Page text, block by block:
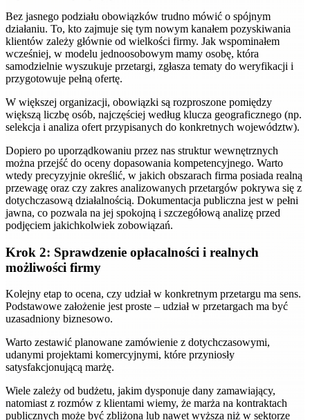
Bez jasnego podziału obowiązków trudno mówić o spójnym
działaniu. To, kto zajmuje się tym nowym kanałem pozyskiwania
klientów zależy głównie od wielkości firmy. Jak wspominałem
wcześniej, w modelu jednoosobowym mamy osobę, która
samodzielnie wyszukuje przetargi, zgłasza tematy do weryfikacji i
przygotowuje pełną ofertę.
W większej organizacji, obowiązki są rozproszone pomiędzy
większą liczbę osób, najczęściej według klucza geograficznego (np.
selekcja i analiza ofert przypisanych do konkretnych województw).
Dopiero po uporządkowaniu przez nas struktur wewnętrznych
można przejść do oceny dopasowania kompetencyjnego. Warto
wtedy precyzyjnie określić, w jakich obszarach firma posiada realną
przewagę oraz czy zakres analizowanych przetargów pokrywa się z
dotychczasową działalnością. Dokumentacja publiczna jest w pełni
jawna, co pozwala na jej spokojną i szczegółową analizę przed
podjęciem jakichkolwiek zobowiązań.
Krok 2: Sprawdzenie opłacalności i realnych
możliwości firmy
Kolejny etap to ocena, czy udział w konkretnym przetargu ma sens.
Podstawowe założenie jest proste – udział w przetargach ma być
uzasadniony biznesowo.
Warto zestawić planowane zamówienie z dotychczasowymi,
udanymi projektami komercyjnymi, które przyniosły
satysfakcjonującą marżę.
Wiele zależy od budżetu, jakim dysponuje dany zamawiający,
natomiast z rozmów z klientami wiemy, że marża na kontraktach
publicznych może być zbliżona lub nawet wyższa niż w sektorze